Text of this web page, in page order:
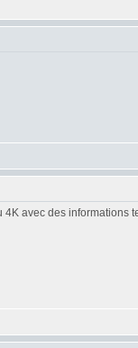
avec des informations